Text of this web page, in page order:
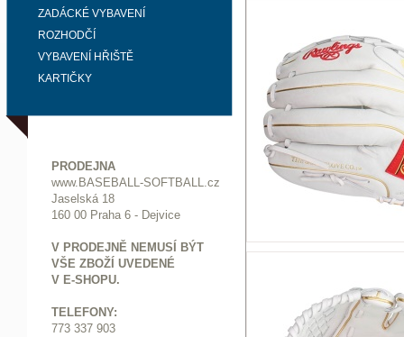
ZADÁCKÉ VYBAVENÍ
ROZHODČÍ
VYBAVENÍ HŘIŠTĚ
KARTIČKY
PRODEJNA
www.BASEBALL-SOFTBALL.cz
Jaselská 18
160 00 Praha 6 - Dejvice
V PRODEJNĚ NEMUSÍ BÝT
VŠE ZBOŽÍ UVEDENÉ
V E-SHOPU.
TELEFONY:
773 337 903